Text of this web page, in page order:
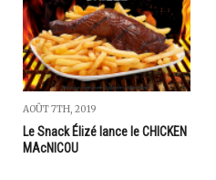
AOÛT 7TH, 2019
Le Snack Élizé lance le CHICKEN
MAcNICOU